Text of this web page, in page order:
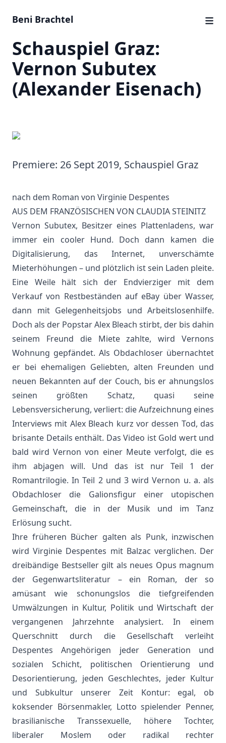
Beni Brachtel
Schauspiel Graz:
Vernon Subutex
(Alexander Eisenach)
Premiere: 26 Sept 2019, Schauspiel Graz
nach dem Roman von Virginie Despentes
AUS DEM FRANZÖSISCHEN VON CLAUDIA STEINITZ
Vernon Subutex, Besitzer eines Plattenladens, war
immer ein cooler Hund. Doch dann kamen die
Digitalisierung, das Internet, unverschämte
Mieterhöhungen – und plötzlich ist sein Laden pleite.
Eine Weile hält sich der Endvierziger mit dem
Verkauf von Restbeständen auf eBay über Wasser,
dann mit Gelegenheitsjobs und Arbeitslosenhilfe.
Doch als der Popstar Alex Bleach stirbt, der bis dahin
seinem Freund die Miete zahlte, wird Vernons
Wohnung gepfändet. Als Obdachloser übernachtet
er bei ehemaligen Geliebten, alten Freunden und
neuen Bekannten auf der Couch, bis er ahnungslos
seinen größten Schatz, quasi seine
Lebensversicherung, verliert: die Aufzeichnung eines
Interviews mit Alex Bleach kurz vor dessen Tod, das
brisante Details enthält. Das Video ist Gold wert und
bald wird Vernon von einer Meute verfolgt, die es
ihm abjagen will. Und das ist nur Teil 1 der
Romantrilogie. In Teil 2 und 3 wird Vernon u. a. als
Obdachloser die Galionsfigur einer utopischen
Gemeinschaft, die in der Musik und im Tanz
Erlösung sucht.
Ihre früheren Bücher galten als Punk, inzwischen
wird Virginie Despentes mit Balzac verglichen. Der
dreibändige Bestseller gilt als neues Opus magnum
der Gegenwartsliteratur – ein Roman, der so
amüsant wie schonungslos die tiefgreifenden
Umwälzungen in Kultur, Politik und Wirtschaft der
vergangenen Jahrzehnte analysiert. In einem
Querschnitt durch die Gesellschaft verleiht
Despentes Angehörigen jeder Generation und
sozialen Schicht, politischen Orientierung und
Desorientierung, jeden Geschlechtes, jeder Kultur
und Subkultur unserer Zeit Kontur: egal, ob
koksender Börsenmakler, Lotto spielender Penner,
brasilianische Transsexuelle, höhere Tochter,
liberaler Moslem oder radikal rechter